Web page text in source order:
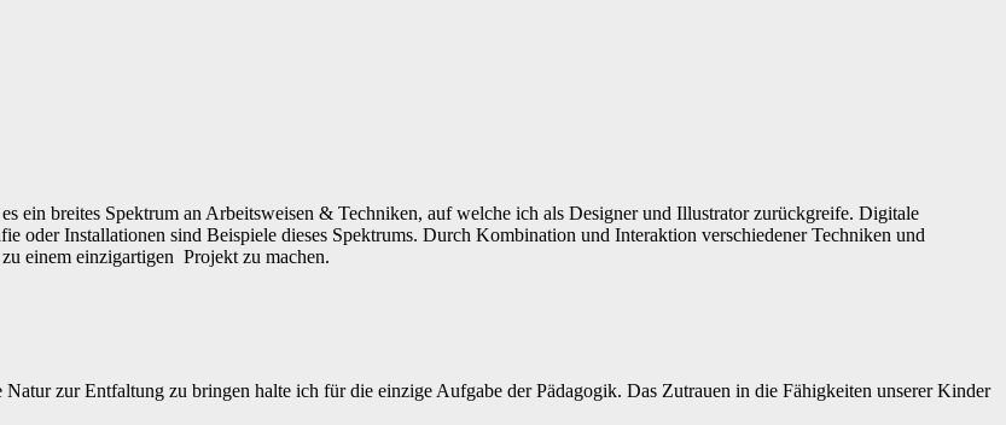
ein breites Spektrum an Arbeitsweisen & Techniken, auf welche ich als Designer und Illustrator zurückgreife. Digitale
Installationen sind Beispiele dieses Spektrums. Durch Kombination und Interaktion verschiedener Techniken und
einem einzigartigen Projekt zu machen.
zur Entfaltung zu bringen halte ich für die einzige Aufgabe der Pädagogik. Das Zutrauen in die Fähigkeiten unserer Kinder